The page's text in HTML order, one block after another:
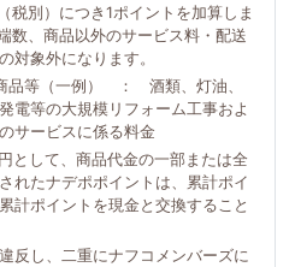
税別）につき1ポイントを加算しま
数、商品以外のサービス料・配送
対象外になります。
品等（一例） ： 酒類、灯油、
電等の大規模リフォーム工事およ
サービスに係る料金
として、商品代金の一部または全
れたナデポポイントは、累計ポイ
計ポイントを現金と交換すること
反し、二重にナフコメンバーズに